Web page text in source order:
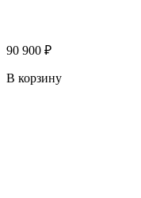
90 900 ₽
В корзину